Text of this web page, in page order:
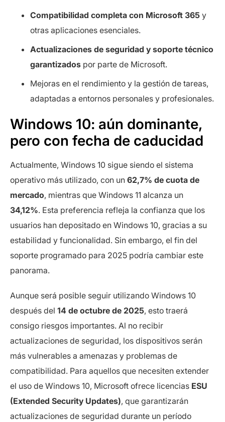
Compatibilidad completa con Microsoft 365 y
otras aplicaciones esenciales.
Actualizaciones de seguridad y soporte técnico
garantizados por parte de Microsoft.
Mejoras en el rendimiento y la gestión de tareas,
adaptadas a entornos personales y profesionales.
Windows 10: aún dominante,
pero con fecha de caducidad
Actualmente, Windows 10 sigue siendo el sistema
operativo más utilizado, con un 62,7% de cuota de
mercado, mientras que Windows 11 alcanza un
34,12%. Esta preferencia refleja la confianza que los
usuarios han depositado en Windows 10, gracias a su
estabilidad y funcionalidad. Sin embargo, el fin del
soporte programado para 2025 podría cambiar este
panorama.
Aunque será posible seguir utilizando Windows 10
después del 14 de octubre de 2025, esto traerá
consigo riesgos importantes. Al no recibir
actualizaciones de seguridad, los dispositivos serán
más vulnerables a amenazas y problemas de
compatibilidad. Para aquellos que necesiten extender
el uso de Windows 10, Microsoft ofrece licencias ESU
(Extended Security Updates), que garantizarán
actualizaciones de seguridad durante un período